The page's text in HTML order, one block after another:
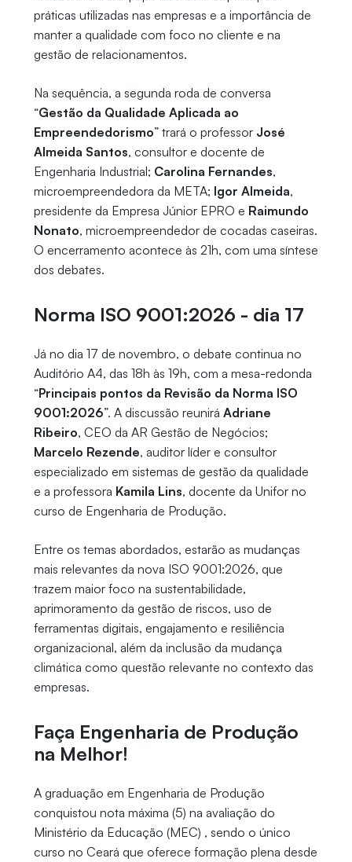
práticas utilizadas nas empresas e a importância de
manter a qualidade com foco no cliente e na
gestão de relacionamentos.
Na sequência, a segunda roda de conversa
“Gestão da Qualidade Aplicada ao
Empreendedorismo” trará o professor José
Almeida Santos, consultor e docente de
Engenharia Industrial; Carolina Fernandes,
microempreendedora da META; Igor Almeida,
presidente da Empresa Júnior EPRO e Raimundo
Nonato, microempreendedor de cocadas caseiras.
O encerramento acontece às 21h, com uma síntese
dos debates.
Norma ISO 9001:2026 - dia 17
Já no dia 17 de novembro, o debate continua no
Auditório A4, das 18h às 19h, com a mesa-redonda
“Principais pontos da Revisão da Norma ISO
9001:2026”. A discussão reunirá Adriane
Ribeiro, CEO da AR Gestão de Negócios;
Marcelo Rezende, auditor líder e consultor
especializado em sistemas de gestão da qualidade
e a professora Kamila Lins, docente da Unifor no
curso de Engenharia de Produção.
Entre os temas abordados, estarão as mudanças
mais relevantes da nova ISO 9001:2026, que
trazem maior foco na sustentabilidade,
aprimoramento da gestão de riscos, uso de
ferramentas digitais, engajamento e resiliência
organizacional, além da inclusão da mudança
climática como questão relevante no contexto das
empresas.
Faça Engenharia de Produção
na Melhor!
A graduação em Engenharia de Produção
conquistou nota máxima (5) na avaliação do
Ministério da Educação (MEC) , sendo o único
curso no Ceará que oferece formação plena desde